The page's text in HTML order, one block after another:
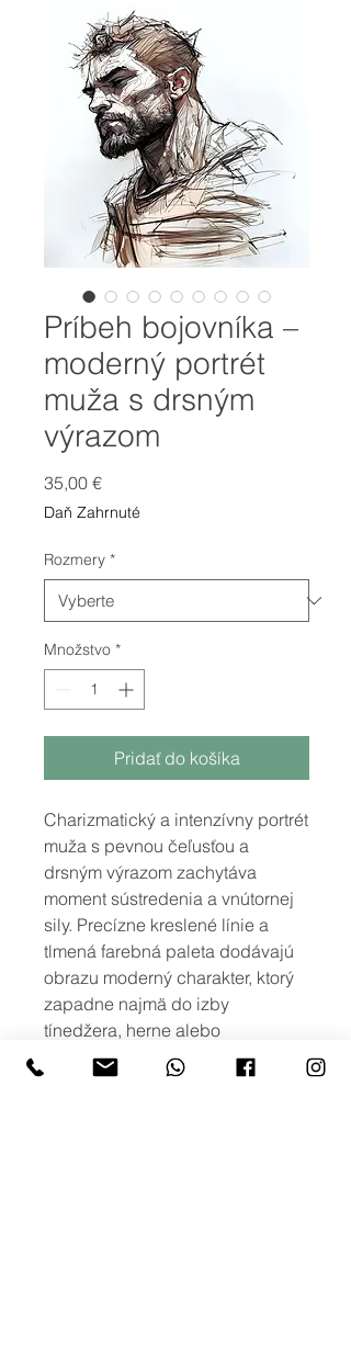
Príbeh bojovníka –
moderný portrét
muža s drsným
výrazom
35,00 €Price
Daň Zahrnuté
Rozmery *
Množstvo *
Pridať do košíka
Charizmatický a intenzívny portrét
muža s pevnou čeľusťou a
drsným výrazom zachytáva
moment sústredenia a vnútornej
sily. Precízne kreslené línie a
tlmená farebná paleta dodávajú
obrazu moderný charakter, ktorý
zapadne najmä do izby
tínedžera, herne alebo
kreatívneho štúdia. Obraz pôsobí
ako symbol odhodlania a